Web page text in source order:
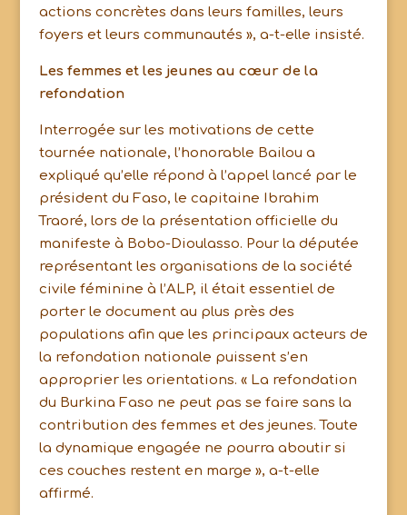
actions concrètes dans leurs familles, leurs
foyers et leurs communautés », a-t-elle insisté.
Les femmes et les jeunes au cœur de la
refondation
Interrogée sur les motivations de cette
tournée nationale, l’honorable Bailou a
expliqué qu’elle répond à l’appel lancé par le
président du Faso, le capitaine Ibrahim
Traoré, lors de la présentation officielle du
manifeste à Bobo-Dioulasso. Pour la députée
représentant les organisations de la société
civile féminine à l’ALP, il était essentiel de
porter le document au plus près des
populations afin que les principaux acteurs de
la refondation nationale puissent s’en
approprier les orientations. « La refondation
du Burkina Faso ne peut pas se faire sans la
contribution des femmes et des jeunes. Toute
la dynamique engagée ne pourra aboutir si
ces couches restent en marge », a-t-elle
affirmé.